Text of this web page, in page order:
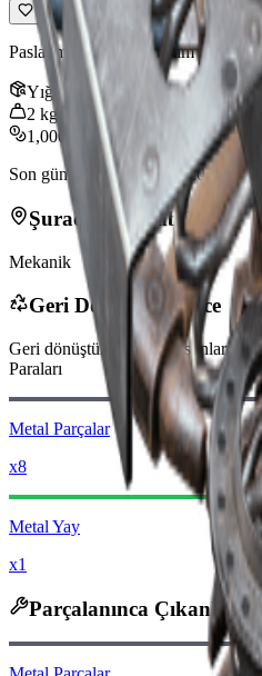
Paslanmış ama hala üretim için
Yığın
2 kg
1,000
Son güncelleme: Feb 24, 2026
Şurada bulunabilir
Mekanik
Geri Dönüştürülünce
Geri dönüştürüldüğünde şunları
Paraları
Metal Parçalar
x8
Metal Yay
x1
Parçalanınca Çıkanlar